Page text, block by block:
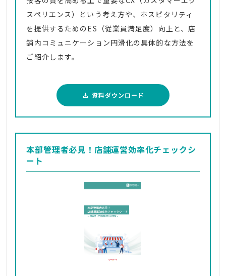
スペリエンス）という考え方や、ホスピタリティ
を提供するためのES（従業員満足度）向上と、店
舗内コミュニケーション円滑化の具体的な方法を
ご紹介します。
資料ダウンロード
本部管理者必見！店舗運営効率化チェックシ
ート